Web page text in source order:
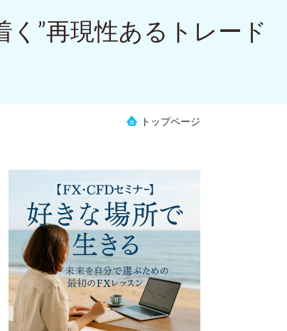
く”再現性あるトレード
トップページ